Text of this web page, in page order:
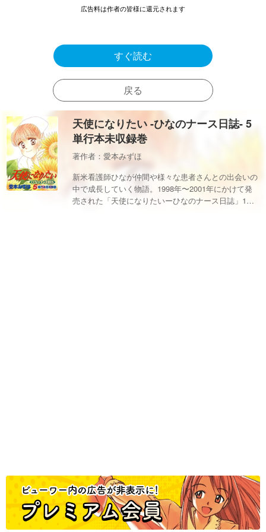
広告料は作者の皆様に還元されます
すぐ読む
戻る
天使になりたい -ひなのナース日誌- 5
単行本未収録巻
著作者：愛本みずほ
新米看護師ひなが仲間や様々な患者さんとの出会いの
中で成長していく物語。1998年〜2001年にかけて発
売された「天使になりたいーひなのナース日誌」1〜4